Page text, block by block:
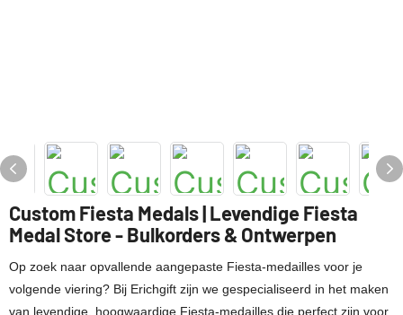
Custom Fiesta Medals | Levendige Fiesta
Medal Store - Bulkorders & Ontwerpen
Op zoek naar opvallende aangepaste Fiesta-medailles voor je
volgende viering? Bij Erichgift zijn we gespecialiseerd in het maken
van levendige, hoogwaardige Fiesta-medailles die perfect zijn voor